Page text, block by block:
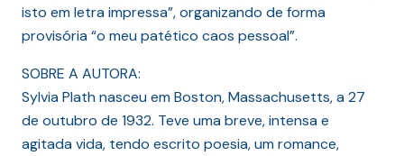
isto em letra impressa”, organizando de forma
provisória “o meu patético caos pessoal”.
SOBRE A AUTORA:
Sylvia Plath nasceu em Boston, Massachusetts, a 27
de outubro de 1932. Teve uma breve, intensa e
agitada vida, tendo escrito poesia, um romance,